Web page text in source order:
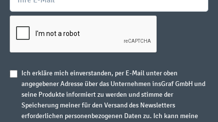
Ich erkläre mich einverstanden, per E-Mail unter oben
angegebener Adresse über das Unternehmen insGraf GmbH und
seine Produkte informiert zu werden und stimme der
Speicherung meiner für den Versand des Newsletters
erforderlichen personenbezogenen Daten zu. Ich kann meine